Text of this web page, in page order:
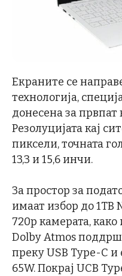
Екраните се
технологија,
донесена за првпат
Резолуцијата кај
пиксели, точната
13,3 и 15,6 инчи.
За простор за
имаат избор до 1TB
720p камерата,
Dolby Atmos
преку USB Type-C
65W. Покрај UCB